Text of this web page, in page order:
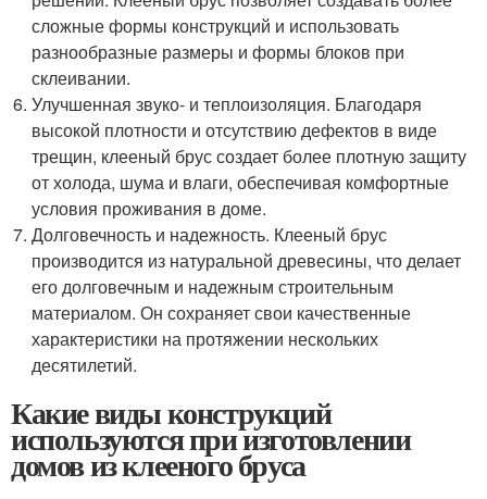
сложные формы конструкций и использовать
разнообразные размеры и формы блоков при
склеивании.
Улучшенная звуко- и теплоизоляция. Благодаря
высокой плотности и отсутствию дефектов в виде
трещин, клееный брус создает более плотную защиту
от холода, шума и влаги, обеспечивая комфортные
условия проживания в доме.
Долговечность и надежность. Клееный брус
производится из натуральной древесины, что делает
его долговечным и надежным строительным
материалом. Он сохраняет свои качественные
характеристики на протяжении нескольких
десятилетий.
Какие виды конструкций
используются при изготовлении
домов из клееного бруса